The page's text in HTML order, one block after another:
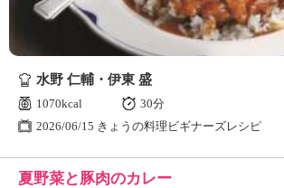
水野 仁輔・伊東 盛
1070kcal
30分
2026/06/15 きょうの料理ビギナーズレシピ
夏野菜と豚肉のカレー